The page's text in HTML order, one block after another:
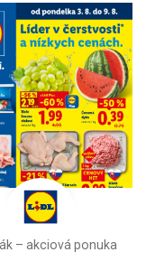
–⁠ akciová ponuka